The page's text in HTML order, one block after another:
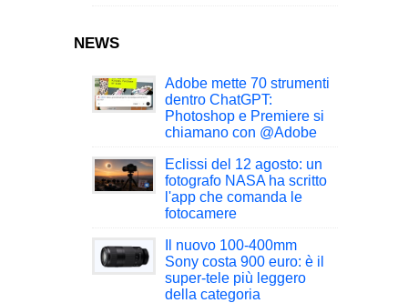
NEWS
Adobe mette 70 strumenti
dentro ChatGPT:
Photoshop e Premiere si
chiamano con @Adobe
Eclissi del 12 agosto: un
fotografo NASA ha scritto
l'app che comanda le
fotocamere
Il nuovo 100-400mm
Sony costa 900 euro: è il
super-tele più leggero
della categoria